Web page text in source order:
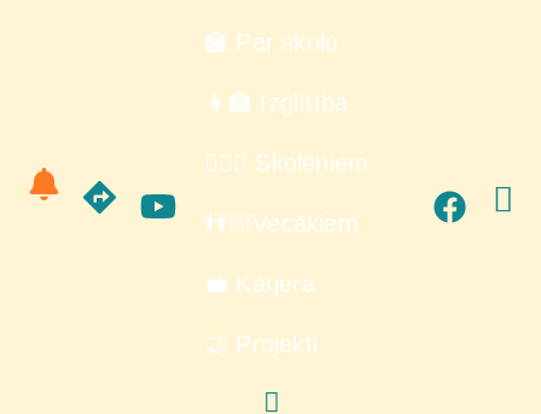
🏫 Par skolu
👩‍🏫 Izglītība
🙋🏻‍♂️ Skolēniem
👫🏻Vecākiem
💼 Karjera
🤝 Projekti